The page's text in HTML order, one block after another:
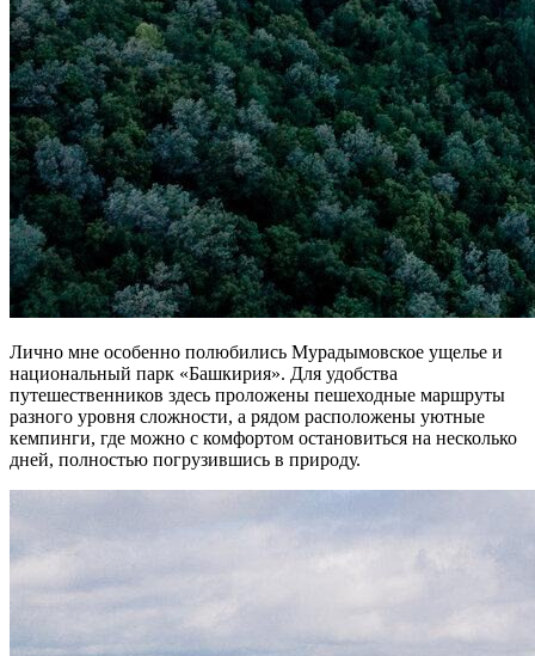
Лично мне особенно полюбились Мурадымовское ущелье и
национальный парк «Башкирия». Для удобства
путешественников здесь проложены пешеходные маршруты
разного уровня сложности, а рядом расположены уютные
кемпинги, где можно с комфортом остановиться на несколько
дней, полностью погрузившись в природу.